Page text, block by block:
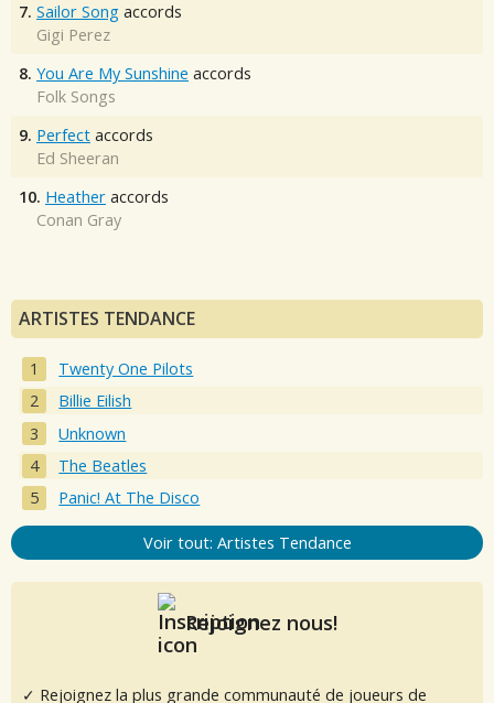
7. Sailor Song accords
Gigi Perez
8. You Are My Sunshine accords
Folk Songs
9. Perfect accords
Ed Sheeran
10. Heather accords
Conan Gray
ARTISTES TENDANCE
Twenty One Pilots
Billie Eilish
Unknown
The Beatles
Panic! At The Disco
Voir tout: Artistes Tendance
Rejoignez nous!
✓ Rejoignez la plus grande communauté de joueurs de